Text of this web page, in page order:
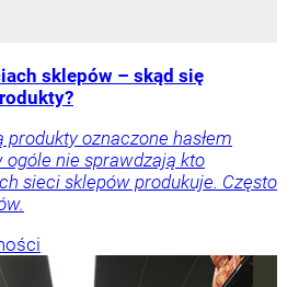
sklepów – skąd się
oznaczone hasłem
ogóle nie sprawdzają kto
sieci sklepów produkuje. Często